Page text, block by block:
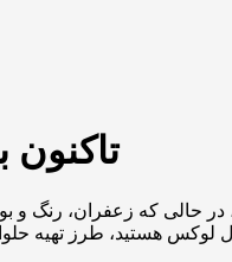
که زعفران، رنگ و